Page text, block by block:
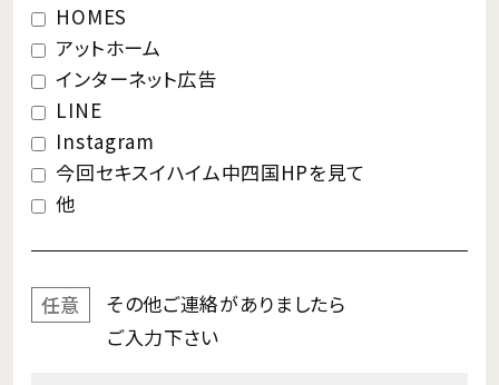
HOMES
アットホーム
インターネット広告
LINE
Instagram
今回セキスイハイム中四国HPを見て
他
任意 その他ご連絡がありましたら
ご入力下さい